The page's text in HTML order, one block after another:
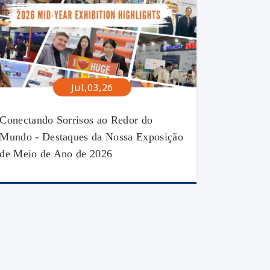
Jul,03,26
Conectando Sorrisos ao Redor do
Mundo - Destaques da Nossa Exposição
de Meio de Ano de 2026